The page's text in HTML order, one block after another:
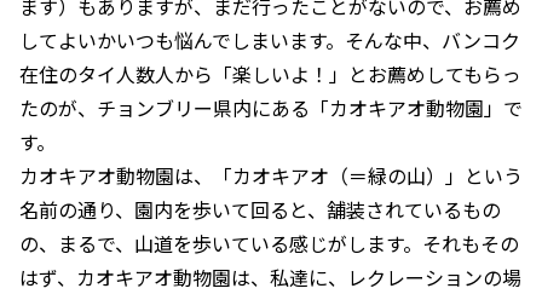
してよいかいつも悩んでしまいます。そんな中、バンコク
在住のタイ人数人から「楽しいよ！」とお薦めしてもらっ
たのが、チョンブリー県内にある「カオキアオ動物園」で
す。
カオキアオ動物園は、「カオキアオ（＝緑の山）」という
名前の通り、園内を歩いて回ると、舗装されているもの
の、まるで、山道を歩いている感じがします。それもその
はず、カオキアオ動物園は、私達に、レクレーションの場